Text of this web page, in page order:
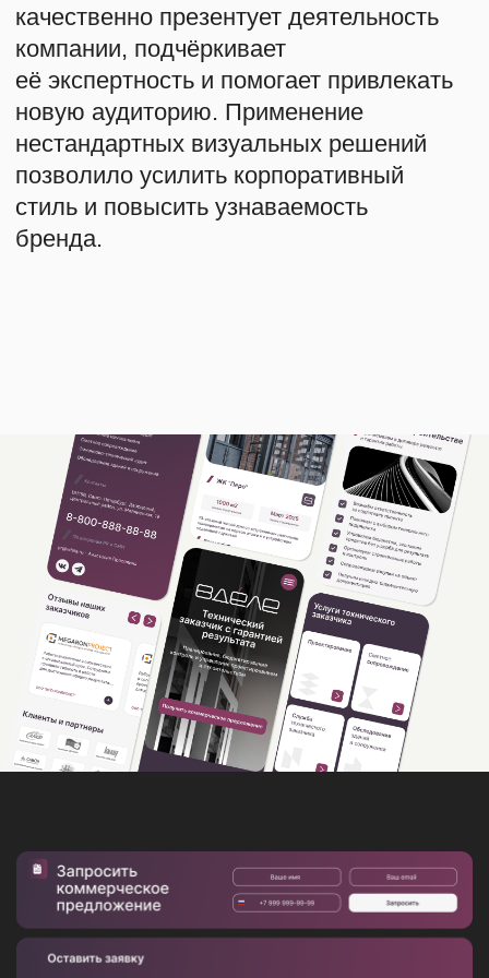
Шаг 2
Предложим варианты
работы
Шаг 3 Заключим договор
Шаг 4 Подготовим ТЗ (бриф)
Шаг 5
Начнем работу над
проектом
Записаться на консультацию
Согласно законодательству РФ, нажимая на
кнопку, вы даёте согласие на обработку
персональных данных
kks@kutmedia.ru
MAX Telegram
В каждой истории — своя ценность, в каждом
бренде — своя неповторимость, а в каждом
проекте — потенциал легенды.